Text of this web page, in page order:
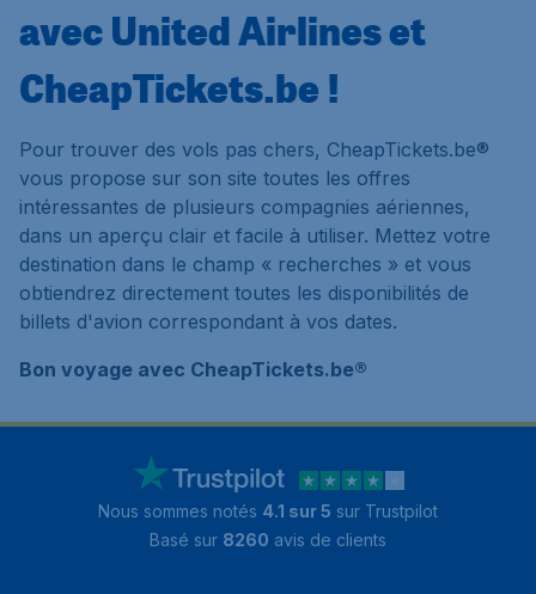
avec United Airlines et
CheapTickets.be !
Pour trouver des vols pas chers, CheapTickets.be®
vous propose sur son site toutes les offres
intéressantes de plusieurs compagnies aériennes,
dans un aperçu clair et facile à utiliser. Mettez votre
destination dans le champ « recherches » et vous
obtiendrez directement toutes les disponibilités de
billets d'avion correspondant à vos dates.
Bon voyage avec CheapTickets.be®
Nous sommes notés 4.1 sur 5 sur Trustpilot
Basé sur 8260 avis de clients